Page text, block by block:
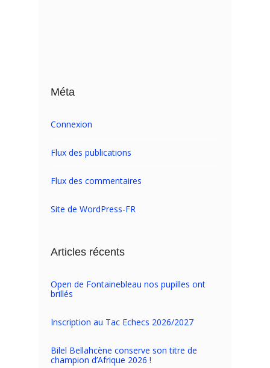
Méta
Connexion
Flux des publications
Flux des commentaires
Site de WordPress-FR
Articles récents
Open de Fontainebleau nos pupilles ont
brillés
Inscription au Tac Echecs 2026/2027
Bilel Bellahcène conserve son titre de
champion d’Afrique 2026 !